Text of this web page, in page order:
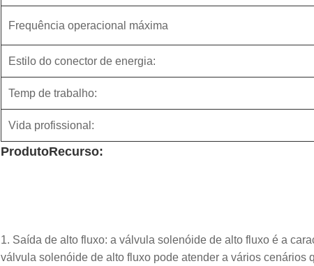
Frequência operacional máxima
Estilo do conector de energia:
Temp de trabalho:
Vida profissional:
ProdutoRecurso:
1. Saída de alto fluxo: a válvula solenóide de alto fluxo é a
válvula solenóide de alto fluxo pode atender a vários cenários